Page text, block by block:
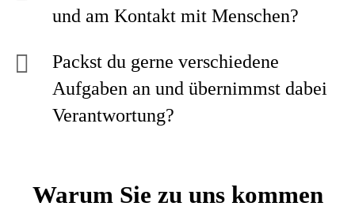
und am Kontakt mit Menschen?
Packst du gerne verschiedene
Aufgaben an und übernimmst dabei
Verantwortung?
Warum Sie zu uns kommen